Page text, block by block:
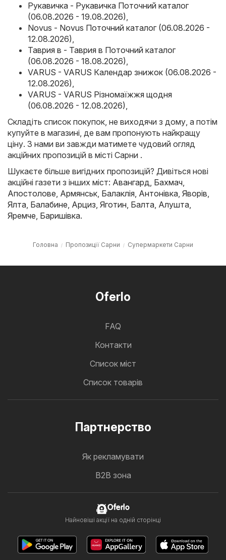
Рукавичка - Рукавичка Поточний каталог
(06.08.2026 - 19.08.2026),
Novus - Novus Поточний каталог (06.08.2026 -
12.08.2026),
Таврия в - Таврия в Поточний каталог
(06.08.2026 - 18.08.2026),
VARUS - VARUS Календар знижок (06.08.2026 -
12.08.2026),
VARUS - VARUS Різномаїжжя щодня
(06.08.2026 - 12.08.2026),
Складіть список покупок, не виходячи з дому, а потім
купуйте в магазині, де вам пропонують найкращу
ціну. З нами ви завжди матимете чудовий огляд
акційних пропозицій в місті Сарни .
Шукаєте більше вигідних пропозицій? Дивіться нові
акційні газети з інших міст: Авангард, Бахмач,
Апостолове, Армянськ, Балаклія, Антонівка, Яворів,
Ялта, Балабине, Арциз, Яготин, Балта, Алушта,
Яремче, Баришівка.
Головна Пропозиції Сарни Супермаркети Сарни
Oferlo
FAQ
Контакти
Cписок міст
Список товарів
Партнерство
Як рекламувати
B2B зона
Oferlo
Найновіші акції на одній сторінці